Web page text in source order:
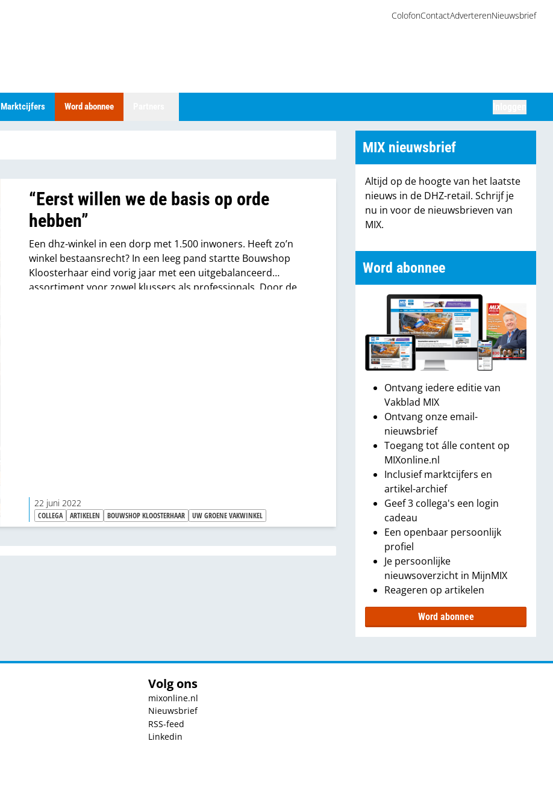
ColofonContactAdverterenNieuwsbrief
Marktcijfers Word abonnee
“Eerst willen we de basis op orde
hebben”
Een dhz-winkel in een dorp met 1.500 inwoners. Heeft zo’n
winkel bestaansrecht? In een leeg pand startte Bouwshop
Kloosterhaar eind vorig jaar met een uitgebalanceerd
assortiment voor zowel klussers als professionals. Door de
22 juni 2022
COLLEGA ARTIKELEN BOUWSHOP KLOOSTERHAAR UW GROENE VAKWINKEL
MIX nieuwsbrief
Altijd op de hoogte van het laatste
nieuws in de DHZ-retail. Schrijf je
nu in voor de nieuwsbrieven van
MIX.
Word abonnee
Ontvang iedere editie van
Vakblad MIX
Ontvang onze email-
nieuwsbrief
Toegang tot álle content op
MIXonline.nl
Inclusief marktcijfers en
artikel-archief
Geef 3 collega's een login
cadeau
Een openbaar persoonlijk
profiel
Je persoonlijke
nieuwsoverzicht in MijnMIX
Reageren op artikelen
Word abonnee
Volg ons
mixonline.nl
Nieuwsbrief
RSS-feed
Linkedin